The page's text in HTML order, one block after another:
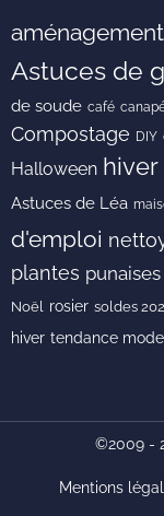
aménagement
Astuces de
de soude café
Compostage DIY
Halloween hiver
Astuces de Léa
d'emploi
plantes
Noël rosier soldes
hiver tendance mode
©2009 -
Mentions